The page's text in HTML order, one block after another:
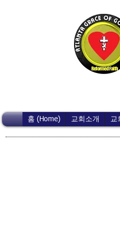
홈 (Home) 교회소개 교